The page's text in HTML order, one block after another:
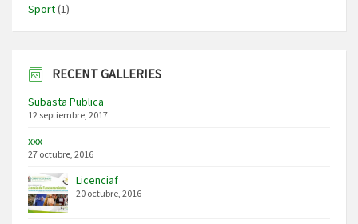
Sport(1)
RECENT GALLERIES
Subasta Publica
12 septiembre, 2017
xxx
27 octubre, 2016
Licenciaf
20 octubre, 2016